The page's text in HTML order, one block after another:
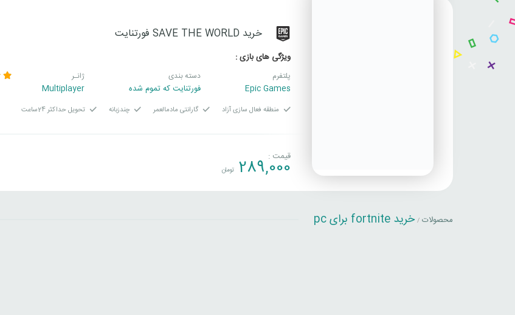
خرید SAVE THE WORLD فورتنایت
ویژگی های بازی :
پلتفرم
Epic Games
دسته بندی
فورتنایت که تموم شده
ژانـر
Multiplayer
منطقه فعال سازی آزاد گارانتی مادمالعمر چندزبانه تحویل حداکثر 24ساعت
قیمت :
289,000 تومان
محصولات / خرید fortnite برای pc